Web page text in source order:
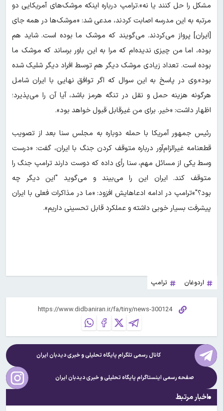
مشکل را حل کنند یا نه».ترامپ درباره اینکه موشک‌های آمریکایی دو
مرتبه به این مدرسه اصابت کردند، مدعی شد: «موشک‌ها در همه جای
[ایران] پرواز می‌کردند. می‌گویند که موشک ما بوده است. شاید هم
بوده، اما من چیزی ندیده‌ام که مرا به این باور برساند که موشک ما
بوده است. تعداد زیادی موشک دیگر هم توسط افراد دیگر شلیک شده
بود».وی در پاسخ به این سوال که اگر توافق نهایی با ایران شامل
هرگونه هزینه حمل و نقل در تنگه هرمز باشد، آیا آن را می‌پذیرد؛
اظهار داشت: «خیر. برای من غیرقابل قبول خواهد بود».
رئیس جمهور آمریکا با حمله دوباره به مجلس سنا بعد از تصویب
قطعنامه غیرالزام‌آور درباره متوقف کردن جنگ با ایران، گفت: «درست
وسط یکی از مسائل مهم، سنا رأی داده که دوست دارند ترامپ جنگ را
متوقف کند. ایران این را می‌بیند و می‌گوید "این دیگر چه
بود؟"»ترامپ در ادامه ادعاهایش افزود: «ما در مذاکرات فعلی با ایران
پیشرفت بسیار خوبی داشته و عملکرد قابل تحسینی داریم».
اردوغان ترامپ
کانال رسمی تلگرام پایگاه تحلیلی و خبریدیدبان ایران
صفحه رسمی اینستاگرام پایگاه تحلیلی و خبریدیدبان ایران
اخبار مرتبط